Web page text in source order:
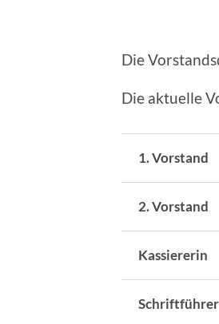
Die
Die aktuelle
1. Vorstand
2. Vorstand
Kassiererin
Schriftführer